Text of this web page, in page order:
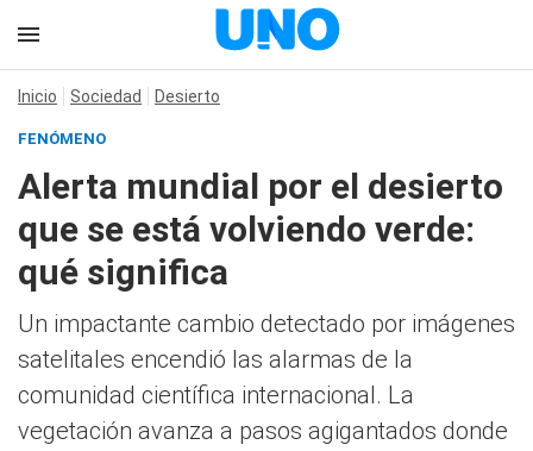
Inicio Sociedad Desierto
FENÓMENO
Alerta mundial por el desierto
que se está volviendo verde:
qué significa
Un impactante cambio detectado por imágenes
satelitales encendió las alarmas de la
comunidad científica internacional. La
vegetación avanza a pasos agigantados donde